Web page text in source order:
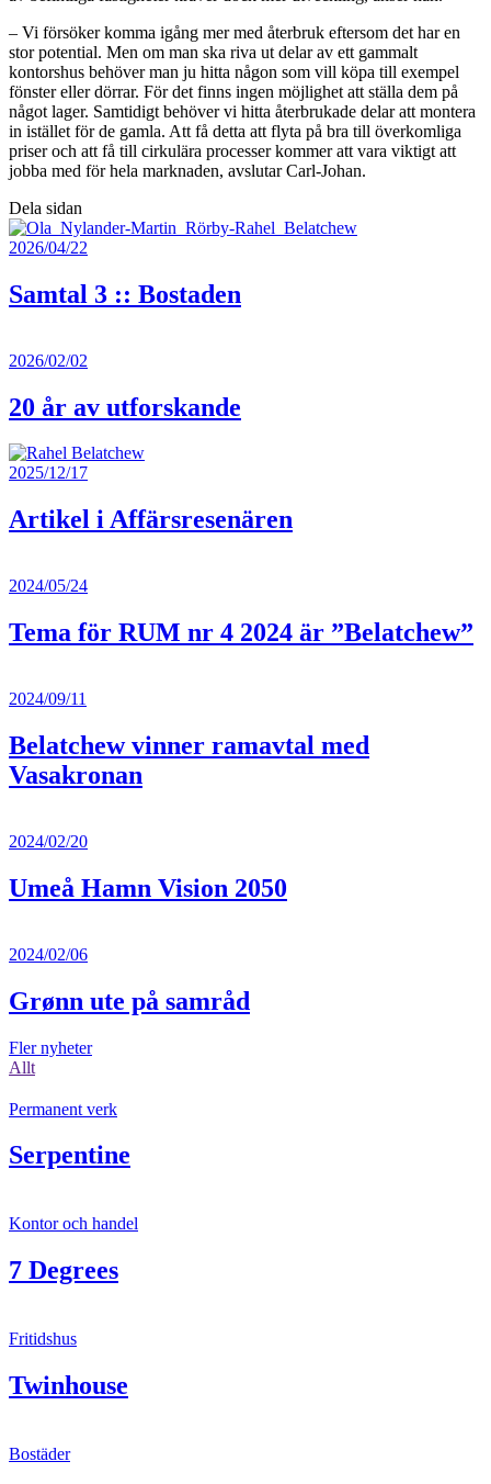
– Vi försöker komma igång mer med återbruk eftersom det har en
stor potential. Men om man ska riva ut delar av ett gammalt
kontorshus behöver man ju hitta någon som vill köpa till exempel
fönster eller dörrar. För det finns ingen möjlighet att ställa dem på
något lager. Samtidigt behöver vi hitta återbrukade delar att montera
in istället för de gamla. Att få detta att flyta på bra till överkomliga
priser och att få till cirkulära processer kommer att vara viktigt att
jobba med för hela marknaden, avslutar Carl-Johan.
Dela sidan
2026/04/22
Samtal 3 :: Bostaden
2026/02/02
20 år av utforskande
2025/12/17
Artikel i Affärsresenären
2024/05/24
Tema för RUM nr 4 2024 är ”Belatchew”
2024/09/11
Belatchew vinner ramavtal med
Vasakronan
2024/02/20
Umeå Hamn Vision 2050
2024/02/06
Grønn ute på samråd
Fler nyheter
Allt
Permanent verk
Serpentine
Kontor och handel
7 Degrees
Fritidshus
Twinhouse
Bostäder